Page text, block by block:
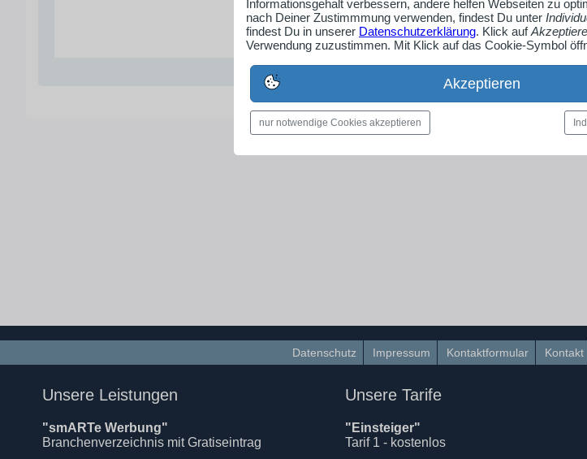
Datenschutz Impressum Kontaktformular Kontakt
Unsere Leistungen
"smARTe Werbung"
Branchenverzeichnis mit Gratiseintrag
Unsere Tarife
"Einsteiger"
Tarif 1 - kostenlos
Informationsgehalt verbessern, andere helfen Webseiten zu
nach Deiner Zustimmmung verwenden, findest Du unter
findest Du in unserer Datenschutzerklärung. Klick auf
Verwendung zuzustimmen. Mit Klick auf das Cookie-Symbol
Akzeptieren
nur notwendige Cookies akzeptieren